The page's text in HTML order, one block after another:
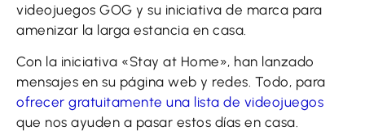
videojuegos GOG y su iniciativa de marca para
amenizar la larga estancia en casa.
Con la iniciativa «Stay at Home», han lanzado
mensajes en su página web y redes. Todo, para
ofrecer gratuitamente una lista de videojuegos
que nos ayuden a pasar estos días en casa.